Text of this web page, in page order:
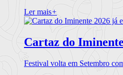
Ler mais+
Cartaz do
Festival volta em Setembro